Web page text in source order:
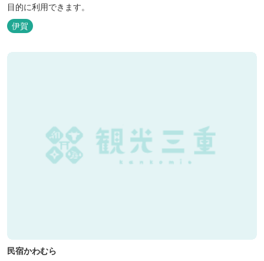
目的に利用できます。
伊賀
民宿かわむら